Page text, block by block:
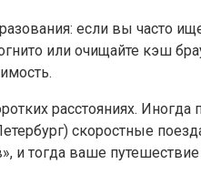
если вы часто
или очищайте кэш
расстояниях.
скоростные
и тогда ваше